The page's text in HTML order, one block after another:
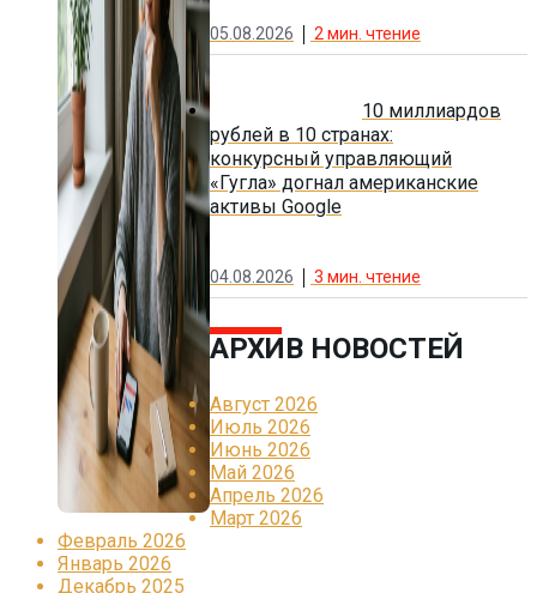
05.08.2026 2 мин. чтение
10 миллиардов
рублей в 10 странах:
конкурсный управляющий
«Гугла» догнал американские
активы Google
04.08.2026 3 мин. чтение
АРХИВ НОВОСТЕЙ
Август 2026
Июль 2026
Июнь 2026
Май 2026
Апрель 2026
Март 2026
Февраль 2026
Январь 2026
Декабрь 2025